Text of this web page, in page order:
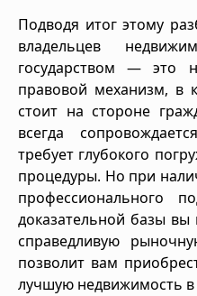
Подводя итог этому
владельцев
государством — это
правовой механизм, в
стоит на стороне
всегда
требует глубокого
процедуры. Но при
профессионального
доказательной базы вы
справедливую
позволит вам
лучшую недвижимость в